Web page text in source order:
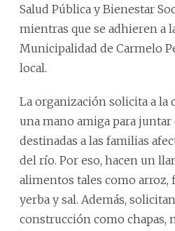
Salud Pública y Bienestar
mientras que se adhieren a
Municipalidad de Carmelo
local.
La organización solicita a la
una mano amiga para juntar
destinadas a las familias
del río. Por eso, hacen un
alimentos tales como arroz,
yerba y sal. Además,
construcción como chapas,